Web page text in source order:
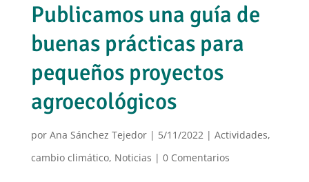
Publicamos una guía de
buenas prácticas para
pequeños proyectos
agroecológicos
por Ana Sánchez Tejedor| 5/11/2022 | Actividades,
cambio climático, Noticias | 0 Comentarios